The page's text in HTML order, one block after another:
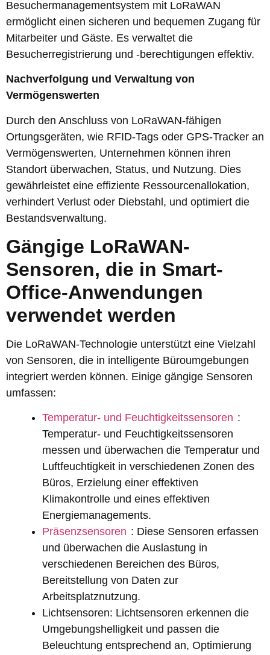
Besuchermanagementsystem mit LoRaWAN
ermöglicht einen sicheren und bequemen Zugang für
Mitarbeiter und Gäste. Es verwaltet die
Besucherregistrierung und -berechtigungen effektiv.
Nachverfolgung und Verwaltung von
Vermögenswerten
Durch den Anschluss von LoRaWAN-fähigen
Ortungsgeräten, wie RFID-Tags oder GPS-Tracker an
Vermögenswerten, Unternehmen können ihren
Standort überwachen, Status, und Nutzung. Dies
gewährleistet eine effiziente Ressourcenallokation,
verhindert Verlust oder Diebstahl, und optimiert die
Bestandsverwaltung.
Gängige LoRaWAN-
Sensoren, die in Smart-
Office-Anwendungen
verwendet werden
Die LoRaWAN-Technologie unterstützt eine Vielzahl
von Sensoren, die in intelligente Büroumgebungen
integriert werden können. Einige gängige Sensoren
umfassen:
Temperatur- und Feuchtigkeitssensoren :
Temperatur- und Feuchtigkeitssensoren
messen und überwachen die Temperatur und
Luftfeuchtigkeit in verschiedenen Zonen des
Büros, Erzielung einer effektiven
Klimakontrolle und eines effektiven
Energiemanagements.
Präsenzsensoren : Diese Sensoren erfassen
und überwachen die Auslastung in
verschiedenen Bereichen des Büros,
Bereitstellung von Daten zur
Arbeitsplatznutzung.
Lichtsensoren: Lichtsensoren erkennen die
Umgebungshelligkeit und passen die
Beleuchtung entsprechend an, Optimierung